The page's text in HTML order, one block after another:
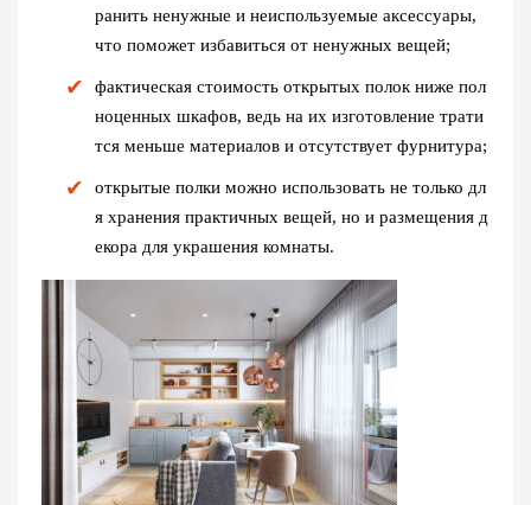
ранить ненужные и неиспользуемые аксессуары,
что поможет избавиться от ненужных вещей;
фактическая стоимость открытых полок ниже пол
ноценных шкафов, ведь на их изготовление трати
тся меньше материалов и отсутствует фурнитура;
открытые полки можно использовать не только дл
я хранения практичных вещей, но и размещения д
екора для украшения комнаты.